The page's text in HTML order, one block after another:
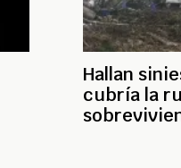
Hallan
cubría la